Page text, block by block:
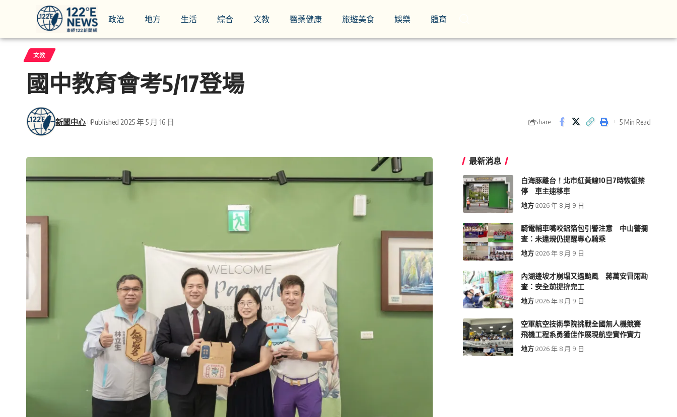
政治 地方 生活 綜合 文教 醫藥健康 旅遊美食 娛樂 體育
文教
國中教育會考5/17登場
新聞中心 Published 2025 年 5 月 16 日 Share 5 Min Read
最新消息
白海豚離台！北市紅黃線10日7時恢復禁
停 車主速移車
地方 2026 年 8 月 9 日
騎電輔車嘴咬鋁箔包引警注意 中山警攔
查：未違規仍提醒專心騎乘
地方 2026 年 8 月 9 日
內湖邊坡才崩塌又遇颱風 蔣萬安冒雨勘
查：安全前提拚完工
地方 2026 年 8 月 9 日
空軍航空技術學院挑戰全國無人機競賽
飛機工程系勇獲佳作展現航空實作實力
地方 2026 年 8 月 9 日